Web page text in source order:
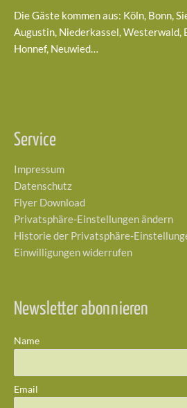
Die Gäste kommen aus: Köln, Bonn,
Augustin, Niederkassel, Westerwald,
Honnef, Neuwied…
Service
Impressum
Datenschutz
Flyer Download
Privatsphäre-Einstellungen ändern
Historie der Privatsphäre-
Einwilligungen widerrufen
Newsletter abonnieren
Name
Email